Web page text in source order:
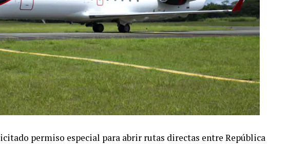
permiso especial para abrir rutas directas entre República